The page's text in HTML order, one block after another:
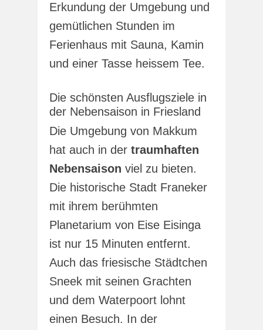
Erkundung der Umgebung und
gemütlichen Stunden im
Ferienhaus mit Sauna, Kamin
und einer Tasse heissem Tee.
Die schönsten Ausflugsziele in
der Nebensaison in Friesland
Die Umgebung von Makkum
hat auch in der traumhaften
Nebensaison viel zu bieten.
Die historische Stadt Franeker
mit ihrem berühmten
Planetarium von Eise Eisinga
ist nur 15 Minuten entfernt.
Auch das friesische Städtchen
Sneek mit seinen Grachten
und dem Waterpoort lohnt
einen Besuch. In der